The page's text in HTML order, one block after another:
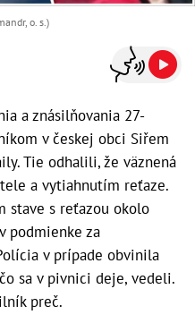
o. s.)
a znásilňovania 27-
v českej obci Siřem
Tie odhalili, že väznená
a vytiahnutím reťaze.
stave s reťazou okolo
podmienke za
v prípade obvinila
sa v pivnici deje, vedeli.
preč.